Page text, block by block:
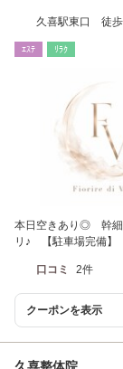
久喜駅東口 徒
ｴｽﾃ ﾘﾗｸ
本日空きあり◎ 幹細
リ♪ 【駐車場完備】
口コミ 2件
クーポンを表示
久喜整体院